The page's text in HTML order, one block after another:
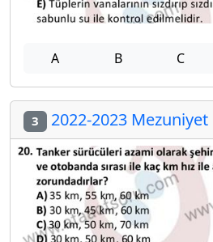
A B C
3 2022-2023 Mezuniyet